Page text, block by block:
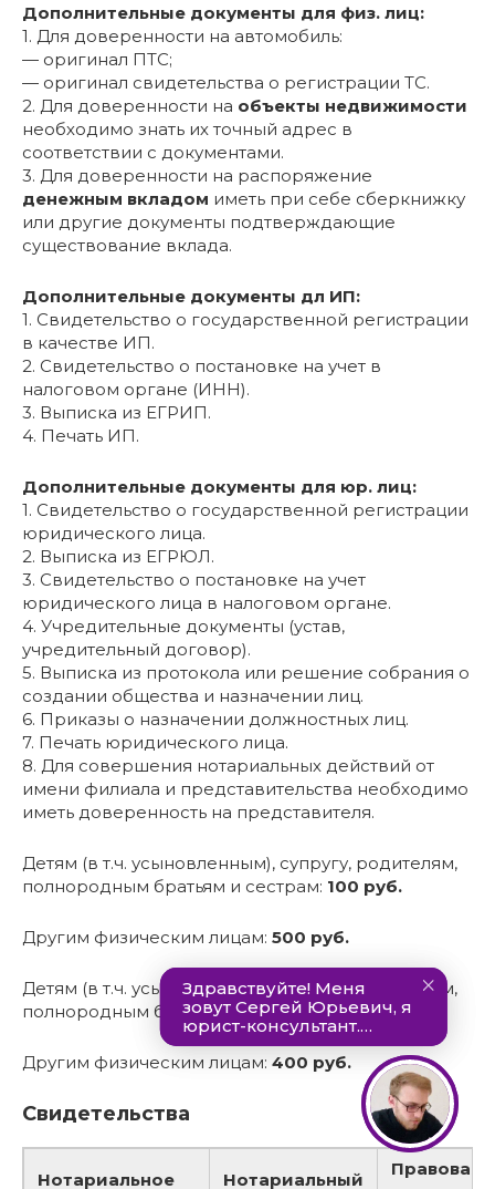
Дополнительные документы для физ. лиц:
1. Для доверенности на автомобиль:
— оригинал ПТС;
— оригинал свидетельства о регистрации ТС.
2. Для доверенности на объекты недвижимости
необходимо знать их точный адрес в
соответствии с документами.
3. Для доверенности на распоряжение
денежным вкладом иметь при себе сберкнижку
или другие документы подтверждающие
существование вклада.
Дополнительные документы дл ИП:
1. Свидетельство о государственной регистрации
в качестве ИП.
2. Свидетельство о постановке на учет в
налоговом органе (ИНН).
3. Выписка из ЕГРИП.
4. Печать ИП.
Дополнительные документы для юр. лиц:
1. Свидетельство о государственной регистрации
юридического лица.
2. Выписка из ЕГРЮЛ.
3. Свидетельство о постановке на учет
юридического лица в налоговом органе.
4. Учредительные документы (устав,
учредительный договор).
5. Выписка из протокола или решение собрания о
создании общества и назначении лиц.
6. Приказы о назначении должностных лиц.
7. Печать юридического лица.
8. Для совершения нотариальных действий от
имени филиала и представительства необходимо
иметь доверенность на представителя.
Детям (в т.ч. усыновленным), супругу, родителям,
полнородным братьям и сестрам: 100 руб.
Другим физическим лицам: 500 руб.
Детям (в т.ч. усыновленным), супругу, родителям,
полнородным братьям и сестрам:250 руб.
Другим физическим лицам: 400 руб.
Свидетельства
Нотариальное Нотариальный
Правовая